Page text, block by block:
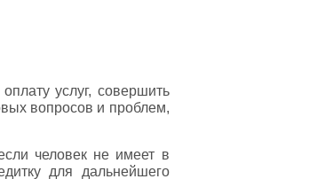
услуг, совершить
вопросов и проблем,
человек не имеет в
для дальнейшего